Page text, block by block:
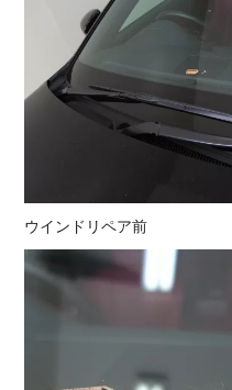
ウインドリペア前